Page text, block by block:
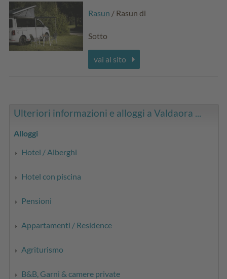
Rasun / Rasun di
Sotto
vai al sito
Ulteriori informazioni e alloggi a Valdaora ...
Alloggi
Hotel / Alberghi
Hotel con piscina
Pensioni
Appartamenti / Residence
Agriturismo
B&B, Garni & camere private